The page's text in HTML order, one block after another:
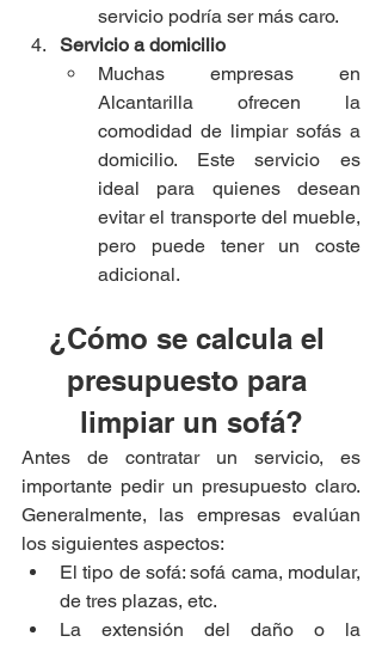
servicio podría ser más caro.
Servicio a domicilio
Muchas empresas en
Alcantarilla ofrecen la
comodidad de limpiar sofás a
domicilio. Este servicio es
ideal para quienes desean
evitar el transporte del mueble,
pero puede tener un coste
adicional.
¿Cómo se calcula el
presupuesto para
limpiar un sofá?
Antes de contratar un servicio, es
importante pedir un presupuesto claro.
Generalmente, las empresas evalúan
los siguientes aspectos:
El tipo de sofá: sofá cama, modular,
de tres plazas, etc.
La extensión del daño o la